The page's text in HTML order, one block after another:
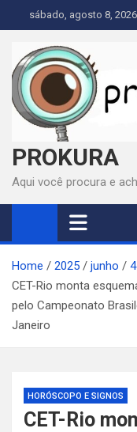
to
content
sábado, agosto 8, 2026
PROKURA
Aqui você procura e
Home 2025 junho
4
CET-Rio monta
pelo Campeonato
Janeiro
HORÓSCOPO E SIGNOS
CET-Rio